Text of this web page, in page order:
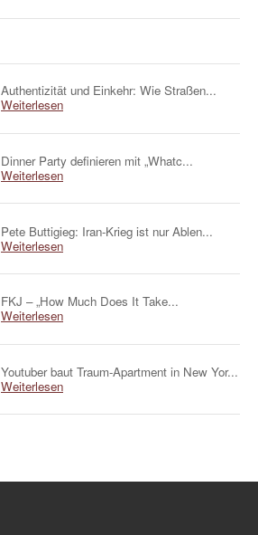
Authentizität und Einkehr: Wie Straßen...
Weiterlesen
Dinner Party definieren mit „Whatc...
Weiterlesen
Pete Buttigieg: Iran-Krieg ist nur Ablen...
Weiterlesen
FKJ – „How Much Does It Take...
Weiterlesen
Youtuber baut Traum-Apartment in New Yor...
Weiterlesen